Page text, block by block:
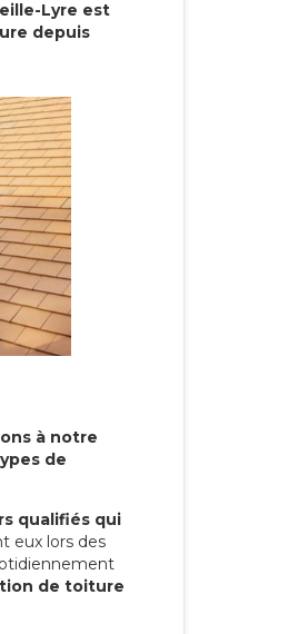
Lyre est
depuis
à notre
de
qualifiés qui
eux lors des
de toiture